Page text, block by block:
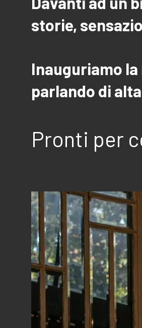
storie,
Inauguriamo
parlando di
Pronti per